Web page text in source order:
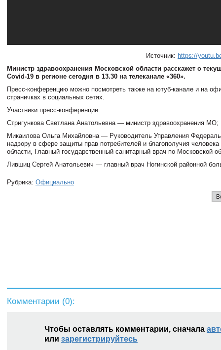
Источник: https://
Министр здравоохранения Московской области расскажет о
Covid-19 в регионе сегодня в 13.30 на телеканале «360».
Пресс-конференцию можно посмотреть также на ютуб-канале и на
страничках в социальных сетях.
Участники пресс-конференции:
Стригункова Светлана Анатольевна — министр здравоохранения МО;
Микаилова Ольга Михайловна — Руководитель Управления
надзору в сфере защиты прав потребителей и благополучия
области, Главный государственный санитарный врач по Московской
Лившиц Сергей Анатольевич — главный врач Ногинской районной
Рубрика: Официально
Комментарии (0):
Чтобы оставлять комментарии, сначала
или зарегистрируйтесь